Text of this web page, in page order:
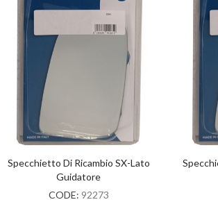
Specchietto Di Ricambio SX-Lato
Guidatore
CODE: 92273